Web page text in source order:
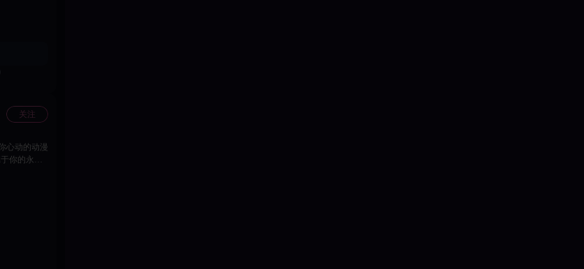
关注
心动的动漫
你的永恒